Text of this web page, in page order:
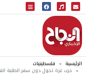
البث المباشر
إذاعة النجاح
الرئيسية فلسطينيات
حرب غزة تحول دون سفر الطلبة